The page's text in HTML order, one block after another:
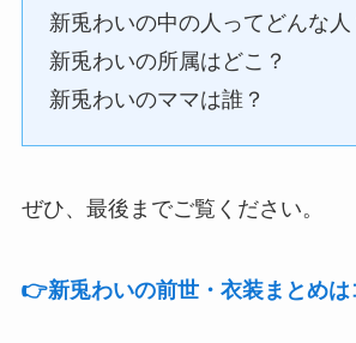
新兎わいの中の人ってどんな人
新兎わいの所属はどこ？
新兎わいのママは誰？
ぜひ、最後までご覧ください。
👉️新兎わいの前世・衣装まとめは